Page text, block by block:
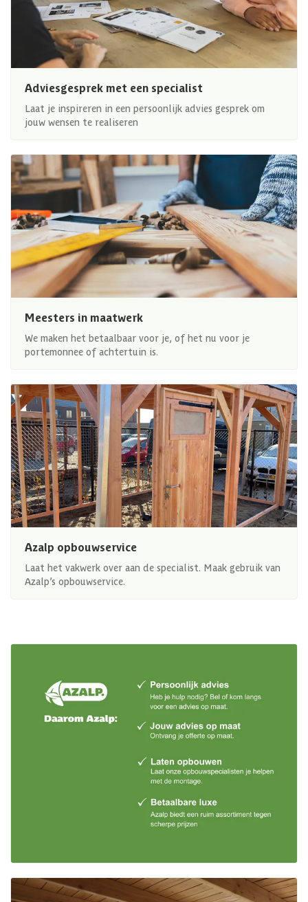
Adviesgesprek met een specialist
Laat je inspireren in een persoonlijk advies gesprek om
jouw wensen te realiseren
Meesters in maatwerk
We maken het betaalbaar voor je, of het nu voor je
portemonnee of achtertuin is.
Azalp opbouwservice
Laat het vakwerk over aan de specialist. Maak gebruik van
Azalp’s opbouwservice.